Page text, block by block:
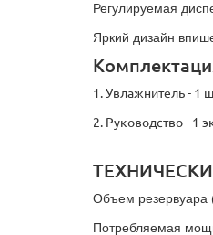
Регулируемая
Яркий дизайн
1. Увлажнитель - 1
2. Руководство - 1
Объем резервуара
Потребляемая